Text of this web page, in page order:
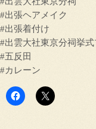
#出張ヘアメイク
#出張着付け
#出雲大社東京分祠挙式
#五反田
#カレーン